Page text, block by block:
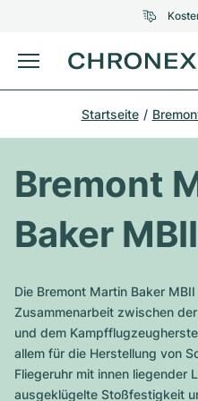
Uhr kaufen
AUSGEWÄHLTE MARKEN
Top-Modelle
Omega
Alle Omega Modelle
Top-Modelle
Patek Philippe
Alle Patek Philippe Modelle
Top-Modelle
Alle Audemars Piguet Modelle
Cartier
Breitling
AUSGEWÄHLTE MARKEN
Tiffany
Louis Vuitton
Van Cleef & Arpels
Bvlgari
Neuzugänge
Service
Startseite
Bremont
Baker MBII
Die Bremont Martin Baker
Zusammenarbeit zwischen
und dem
allem für die Herstellung von
Fliegeruhr mit innen liegender
ausgeklügelte Stoßfestigkeit